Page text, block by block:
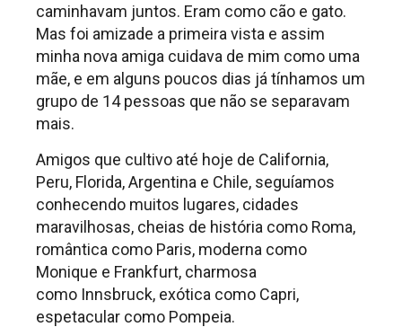
caminhavam juntos. Eram como cão e gato.
Mas foi amizade a primeira vista e assim
minha nova amiga cuidava de mim como uma
mãe, e em alguns poucos dias já tínhamos um
grupo de 14 pessoas que não se separavam
mais.
Amigos que cultivo até hoje de California,
Peru, Florida, Argentina e Chile, seguíamos
conhecendo muitos lugares, cidades
maravilhosas, cheias de história como Roma,
romântica como Paris, moderna como
Monique e Frankfurt, charmosa
como Innsbruck, exótica como Capri,
espetacular como Pompeia.